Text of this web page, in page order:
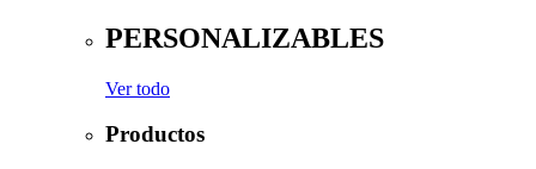
PERSONALIZABLES
Ver todo
Productos